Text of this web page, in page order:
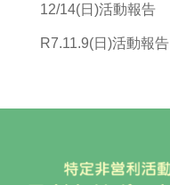
12/14(日)活動報告
R7.11.9(日)活動報告